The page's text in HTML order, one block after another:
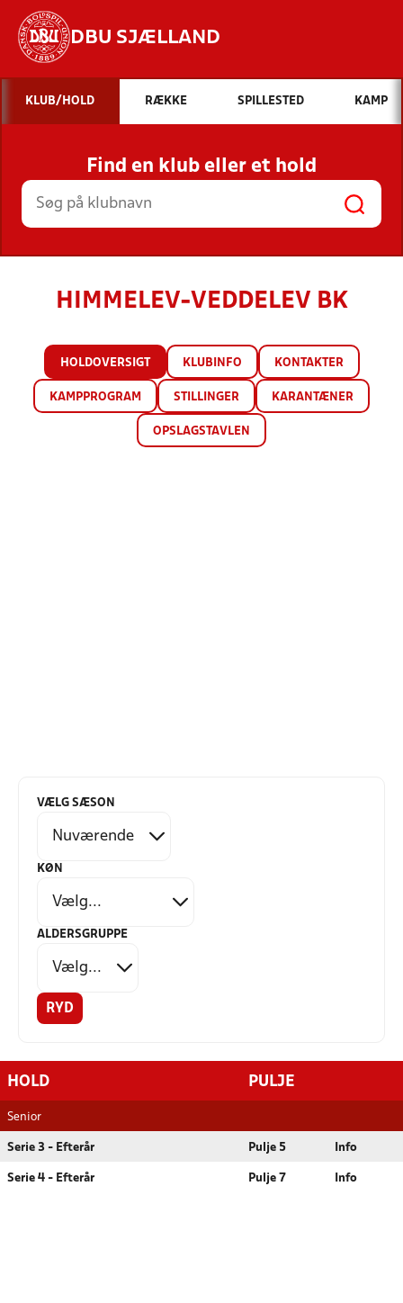
DBU SJÆLLAND
Hvad vil du søge efter?
INDHOLD OG NYHEDER
STILLINGER, RESULTATER, KLUBBER OG
HOLD
KLUB/HOLD RÆKKE SPILLESTED KAMP
Find en klub eller et hold
HIMMELEV-VEDDELEV BK
HOLDOVERSIGT KLUBINFO KONTAKTER
KAMPPROGRAM STILLINGER KARANTÆNER
OPSLAGSTAVLEN
VÆLG SÆSON
KØN
ALDERSGRUPPE
RYD
HOLD PULJE
Senior
Serie 3 - Efterår Pulje 5 Info
Serie 4 - Efterår Pulje 7 Info